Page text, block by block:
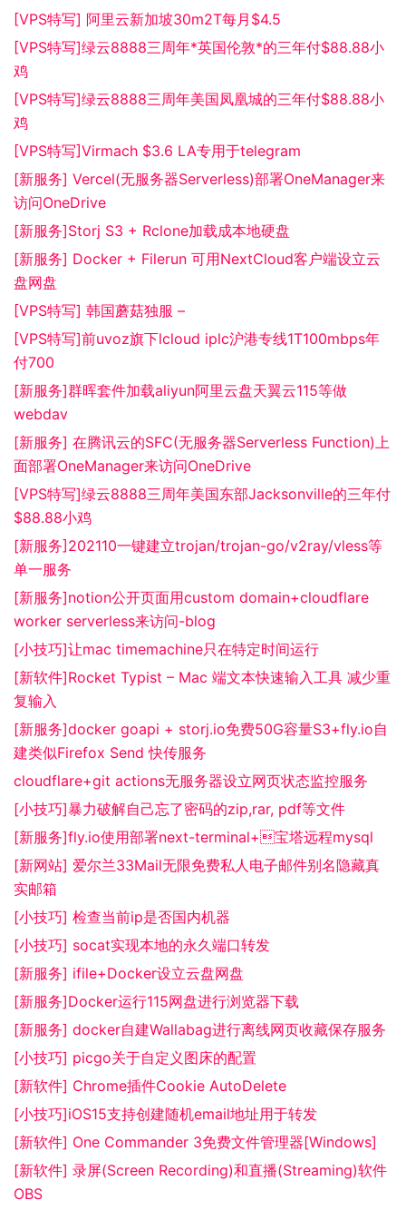
[VPS特写] 阿里云新加坡30m2T每月$4.5
[VPS特写]绿云8888三周年*英国伦敦*的三年付$88.88小
鸡
[VPS特写]绿云8888三周年美国凤凰城的三年付$88.88小
鸡
[VPS特写]Virmach $3.6 LA专用于telegram
[新服务] Vercel(无服务器Serverless)部署OneManager来
访问OneDrive
[新服务]Storj S3 + Rclone加载成本地硬盘
[新服务] Docker + Filerun 可用NextCloud客户端设立云
盘网盘
[VPS特写] 韩国蘑菇独服 –
[VPS特写]前uvoz旗下lcloud iplc沪港专线1T100mbps年
付700
[新服务]群晖套件加载aliyun阿里云盘天翼云115等做
webdav
[新服务] 在腾讯云的SFC(无服务器Serverless Function)上
面部署OneManager来访问OneDrive
[VPS特写]绿云8888三周年美国东部Jacksonville的三年付
$88.88小鸡
[新服务]202110一键建立trojan/trojan-go/v2ray/vless等
单一服务
[新服务]notion公开页面用custom domain+cloudflare
worker serverless来访问-blog
[小技巧]让mac timemachine只在特定时间运行
[新软件]Rocket Typist – Mac 端文本快速输入工具 减少重
复输入
[新服务]docker goapi + storj.io免费50G容量S3+fly.io自
建类似Firefox Send 快传服务
cloudflare+git actions无服务器设立网页状态监控服务
[小技巧]暴力破解自己忘了密码的zip,rar, pdf等文件
[新服务]fly.io使用部署next-terminal+宝塔远程mysql
[新网站] 爱尔兰33Mail无限免费私人电子邮件别名隐藏真
实邮箱
[小技巧] 检查当前ip是否国内机器
[小技巧] socat实现本地的永久端口转发
[新服务] ifile+Docker设立云盘网盘
[新服务]Docker运行115网盘进行浏览器下载
[新服务] docker自建Wallabag进行离线网页收藏保存服务
[小技巧] picgo关于自定义图床的配置
[新软件] Chrome插件Cookie AutoDelete
[小技巧]iOS15支持创建随机email地址用于转发
[新软件] One Commander 3免费文件管理器[Windows]
[新软件] 录屏(Screen Recording)和直播(Streaming)软件
OBS